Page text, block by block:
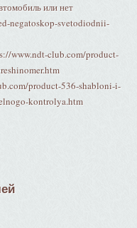
или нет
negatoskop-svetodiodnii-
www.ndt-club.com/product-
product-536-shabloni-i-
kontrolya.htm